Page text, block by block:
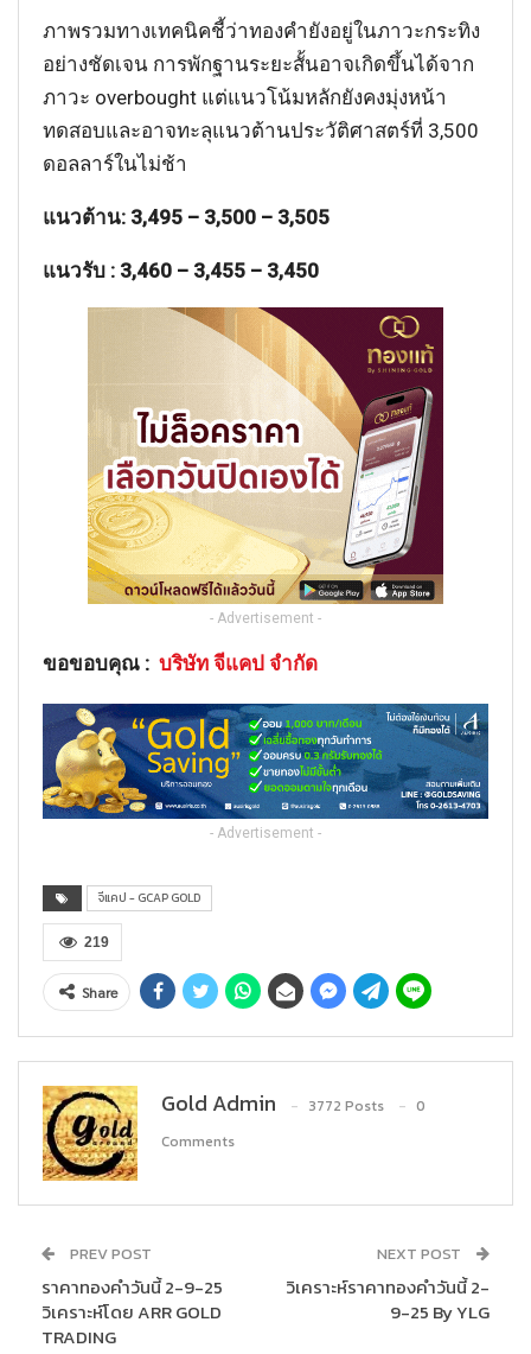
ภาพรวมทางเทคนิคชี้ว่าทองคำยังอยู่ในภาวะกระทิง
อย่างชัดเจน การพักฐานระยะสั้นอาจเกิดขึ้นได้จาก
ภาวะ overbought แต่แนวโน้มหลักยังคงมุ่งหน้า
ทดสอบและอาจทะลุแนวต้านประวัติศาสตร์ที่ 3,500
ดอลลาร์ในไม่ช้า
แนวต้าน: 3,495 – 3,500 – 3,505
แนวรับ : 3,460 – 3,455 – 3,450
- Advertisement -
ขอขอบคุณ : บริษัท จีแคป จำกัด
- Advertisement -
จีแคป - GCAP GOLD
219
Share
Gold Admin 3772 Posts
0
Comments
PREV POST
ราคาทองคำวันนี้ 2-9-25
วิเคราะห์โดย ARR GOLD
TRADING
NEXT POST
วิเคราะห์ราคาทองคำวันนี้ 2-
9-25 By YLG